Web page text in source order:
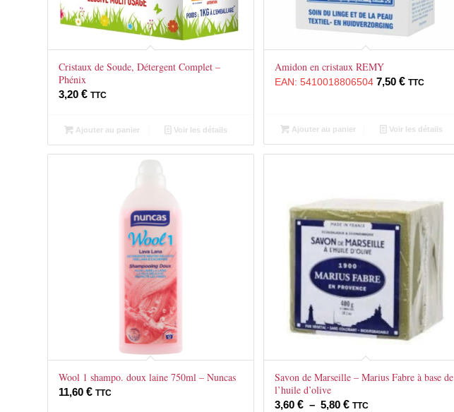
Cristaux de Soude, Détergent Complet –
Phénix
3,20 € TTC
Ajouter au panier Voir les détails
Amidon en cristaux REMY
EAN: 5410018806504 7,50 € TTC
Ajouter au panier Voir les détails
Wool 1 shampo. doux laine 750ml – Nuncas
11,60 € TTC
Savon de Marseille – Marius Fabre à base de
l’huile d’olive
3,60 € – 5,80 €Plage
TTC